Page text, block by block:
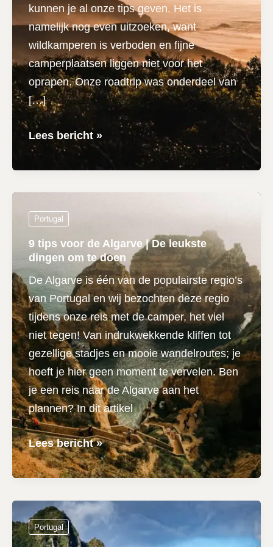
kunnen je al onze tips geven. Het is
namelijk nog even uitzoeken, want
wildkamperen is verboden en fijne
camperplaatsen liggen niet voor het
oprapen. Onze roadtrip was onderdeel van
[…]
Camper
in
de
Algarve
Onze
ervaring
&
tips
Lees bericht »
Portugal
9 tips voor de Algarve | De leukste
dingen om te doen
De Algarve is één van de populairste regio’s
van Portugal en wij bezochten deze regio
tijdens onze reis met de camper, het viel
niet tegen! Van indrukwekkende kliffen tot
gezellige stadjes en mooie wandelroutes; je
hoeft je hier geen moment te vervelen. Ben
je een reis naar de Algarve aan het
plannen? In dit artikel
9
tips
voor
de
Algarve
|
Lees bericht »
Portugal